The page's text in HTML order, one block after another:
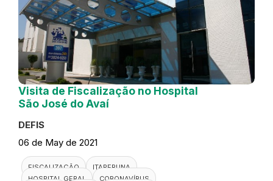
Visita de Fiscalização no Hospital
São José do Avaí
DEFIS
06 de May de 2021
FISCALIZAÇÃO
ITAPERUNA
HOSPITAL GERAL
CORONAVÍRUS